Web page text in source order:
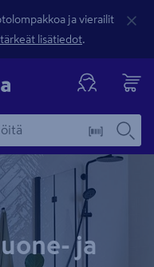
ja vierailit
tärkeät lisätiedot.
ja